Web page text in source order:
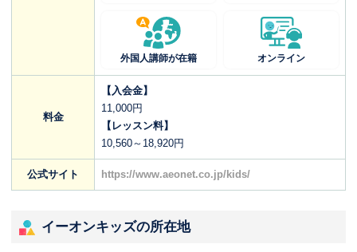
外国人講師が在籍 オンライン
料金
【入会金】
11,000円
【レッスン料】
10,560～18,920円
公式サイト https://www.aeonet.co.jp/kids/
イーオンキッズの所在地